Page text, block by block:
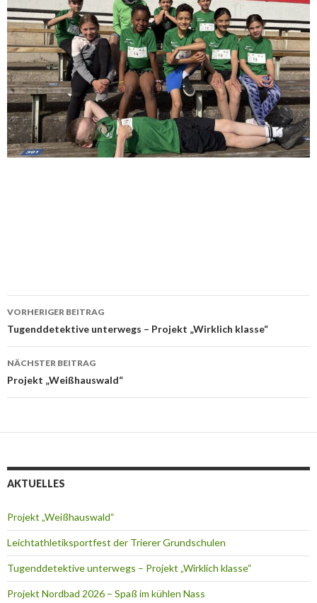
Beitrags-
Navigation
VORHERIGER BEITRAG
Tugenddetektive unterwegs – Projekt „Wirklich klasse“
NÄCHSTER BEITRAG
Projekt „Weißhauswald“
AKTUELLES
Projekt „Weißhauswald“
Leichtathletiksportfest der Trierer Grundschulen
Tugenddetektive unterwegs – Projekt „Wirklich klasse“
Projekt Nordbad 2026 – Spaß im kühlen Nass